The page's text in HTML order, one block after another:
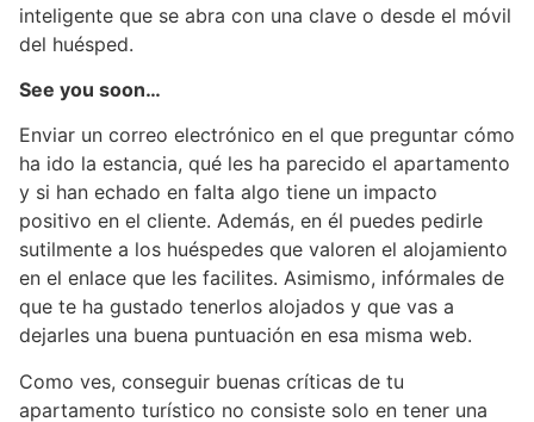
inteligente que se abra con una clave o desde el móvil
del huésped.
See you soon…
Enviar un correo electrónico en el que preguntar cómo
ha ido la estancia, qué les ha parecido el apartamento
y si han echado en falta algo tiene un impacto
positivo en el cliente. Además, en él puedes pedirle
sutilmente a los huéspedes que valoren el alojamiento
en el enlace que les facilites. Asimismo, infórmales de
que te ha gustado tenerlos alojados y que vas a
dejarles una buena puntuación en esa misma web.
Como ves, conseguir buenas críticas de tu
apartamento turístico no consiste solo en tener una